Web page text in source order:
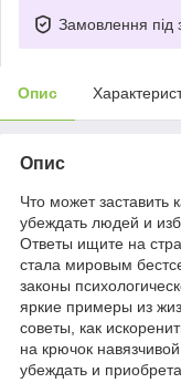
Замовлення під
Опис
Опис
Что может заставить
убеждать людей и
Ответы ищите на
стала мировым
законы
яркие примеры из
советы, как
на крючок
убеждать и